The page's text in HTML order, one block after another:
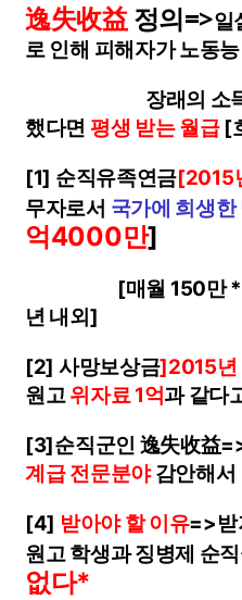
逸失收益 정의=>일
로 인해 피해자가 노동
장래의 소득을
했다면 평생 받는 월급[
[1] 순직유족연금[2015
무자로서 국가에 희생한
억4000만]
[매월 150만 * 12
년 내외]
[2] 사망보상금]2015년
원고위자료 1억과 같다
[3]순직군인 逸失收益
계급 전문분야감안해서
[4] 받아야 할 이유=>받
원고 학생과 징병제 순
없다*